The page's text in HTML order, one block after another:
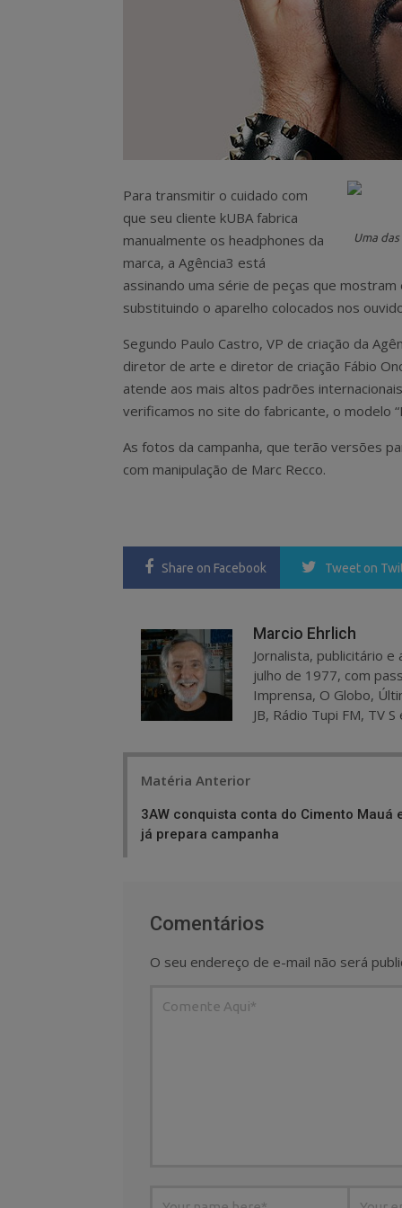
Uma
Para transmitir o cuidado com
que seu cliente kUBA fabrica
manualmente os headphones da
marca, a Agência3 está
assinando uma série de peças que
substituindo o aparelho colocados nos
Segundo Paulo Castro, VP de criação da
diretor de arte e diretor de criação Fábio
atende aos mais altos padrões
verificamos no site do fabricante, o modelo
As fotos da campanha, que terão versões
com manipulação de Marc Recco.
Share on Facebook Tweet on
Marcio Ehrlich
Jornalista, publicitário
julho de 1977, com
Imprensa, O Globo,
JB, Rádio Tupi FM, TV S
Matéria Anterior
3AW conquista conta do Cimento Mauá
já prepara campanha
Comentários
O seu endereço de e-mail não será